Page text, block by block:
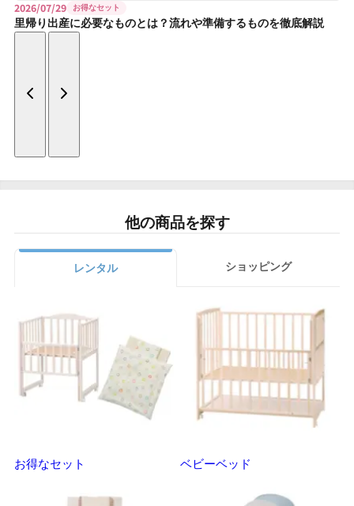
2026/07/29 お得なセット
里帰り出産に必要なものとは？流れや準備するものを徹底解説
他の商品を探す
レンタル ショッピング
お得なセット ベビーベッド